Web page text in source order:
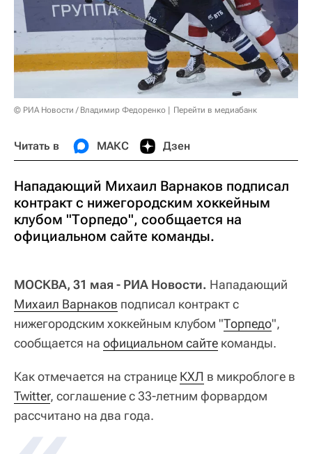
© РИА Новости / Владимир Федоренко Перейти в медиабанк
Читать в МАКС Дзен
Нападающий Михаил Варнаков подписал
контракт с нижегородским хоккейным
клубом "Торпедо", сообщается на
официальном сайте команды.
МОСКВА, 31 мая - РИА Новости. Нападающий
Михаил Варнаков подписал контракт с
нижегородским хоккейным клубом "Торпедо",
сообщается на официальном сайте команды.
Как отмечается на странице КХЛ в микроблоге в
Twitter, соглашение с 33-летним форвардом
рассчитано на два года.